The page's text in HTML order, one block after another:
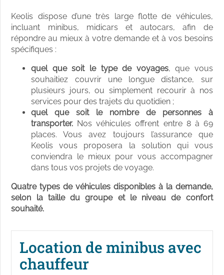
Keolis dispose d’une très large flotte de véhicules,
incluant minibus, midicars et autocars, afin de
répondre au mieux à votre demande et à vos besoins
spécifiques :
quel que soit le type de voyages, que vous
souhaitiez couvrir une longue distance, sur
plusieurs jours, ou simplement recourir à nos
services pour des trajets du quotidien ;
quel que soit le nombre de personnes à
transporter. Nos véhicules offrent entre 8 à 69
places. Vous avez toujours l’assurance que
Keolis vous proposera la solution qui vous
conviendra le mieux pour vous accompagner
dans tous vos projets de voyage.
Quatre types de véhicules disponibles à la demande,
selon la taille du groupe et le niveau de confort
souhaité.
Location de minibus avec
chauffeur